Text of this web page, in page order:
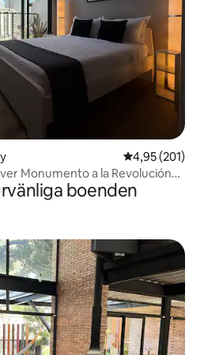
4,95 av 5 i
4,95 (201)
Monumento a la Revolución
boenden